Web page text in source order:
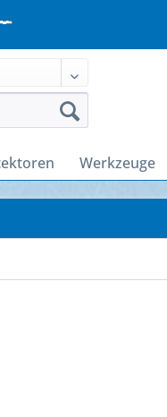
Werkzeuge